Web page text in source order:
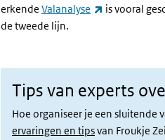
erkende Valanalyse (externe link)
is vooral
de tweede lijn.
Tips van experts
Hoe organiseer je een sluitende
ervaringen en tipsvan Froukje